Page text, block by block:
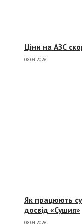
Ціни на АЗС
08.04.2026
Як працюють
досвід «Сушия»